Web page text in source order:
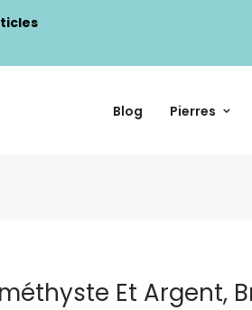
Blog Pierres
Et Argent,